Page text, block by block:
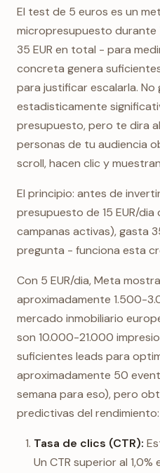
El test de 5 euros es un
micropresupuesto durante
35 EUR en total - para
concreta genera
para justificar escalarla. No
estadisticamente
presupuesto, pero te dira
personas de tu audiencia
scroll, hacen clic y
El principio: antes de
presupuesto de 15 EUR/
campanas activas), gasta
pregunta - funciona esta
Con 5 EUR/dia, Meta
aproximadamente 1.500-
mercado inmobiliario
son 10.000-21.000
suficientes leads para
aproximadamente 50
semana para eso), pero
predictivas del rendimiento:
Tasa de clics (CTR):
Un CTR superior al